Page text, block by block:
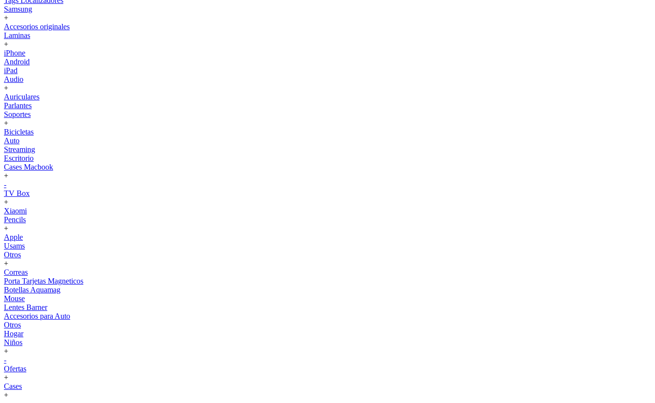
Samsung
+
Accesorios originales
Laminas
+
iPhone
Android
iPad
Audio
+
Auriculares
Parlantes
Soportes
+
Bicicletas
Auto
Streaming
Escritorio
Cases Macbook
+
-
TV Box
+
Xiaomi
Pencils
+
Apple
Usams
Otros
+
Correas
Porta Tarjetas Magneticos
Botellas Aquamag
Mouse
Lentes Barner
Accesorios para Auto
Otros
Hogar
Niños
+
-
Ofertas
+
Cases
+